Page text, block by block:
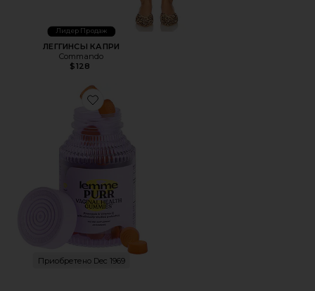
Лидер Продаж
ЛЕГГИНСЫ КАПРИ
Commando
$128
Favorite ВИТАМИННЫЕ МАРМЕЛАДКИ PURR
Приобретено Dec 1969